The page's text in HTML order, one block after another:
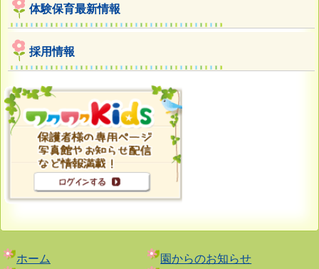
体験保育最新情報
採用情報
ホーム 園からのお知らせ